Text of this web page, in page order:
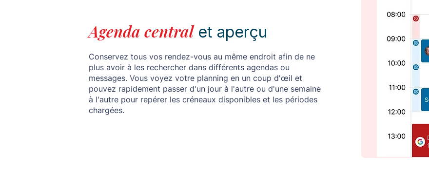
Agenda centralet aperçu
Conservez tous vos rendez-vous au même endroit afin de ne
plus avoir à les rechercher dans différents agendas ou
messages. Vous voyez votre planning en un coup d'œil et
pouvez rapidement passer d'un jour à l'autre ou d'une semaine
à l'autre pour repérer les créneaux disponibles et les périodes
chargées.